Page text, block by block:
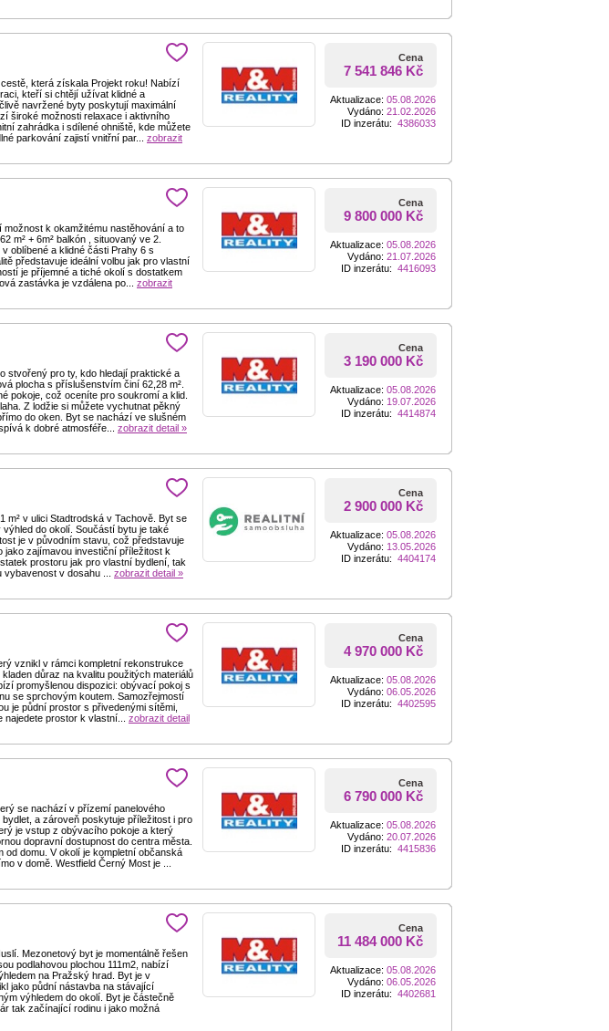
která získala Projekt roku! Nabízí
kteří si chtějí užívat klidné a
navržené byty poskytují maximální
široké možnosti relaxace i aktivního
zahrádka i sdílené ohniště, kde můžete
parkování zajistí vnitřní par... zobrazit
Cena
7 541 846 Kč
Aktualizace: 05.08.2026
Vydáno: 21.02.2026
ID inzerátu: 4386033
k okamžitému nastěhování a to
m² + 6m² balkón , situovaný ve 2.
oblíbené a klidné části Prahy 6 s
představuje ideální volbu jak pro vlastní
je příjemné a tiché okolí s dostatkem
zastávka je vzdálena po... zobrazit
Cena
9 800 000 Kč
Aktualizace: 05.08.2026
Vydáno: 21.07.2026
ID inzerátu: 4416093
stvořený pro ty, kdo hledají praktické a
plocha s příslušenstvím činí 62,28 m².
pokoje, což oceníte pro soukromí a klid.
Z lodžie si můžete vychutnat pěkný
do oken. Byt se nachází ve slušném
k dobré atmosféře... zobrazit detail »
Cena
3 190 000 Kč
Aktualizace: 05.08.2026
Vydáno: 19.07.2026
ID inzerátu: 4414874
m² v ulici Stadtrodská v Tachově. Byt se
do okolí. Součástí bytu je také
je v původním stavu, což představuje
zajímavou investiční příležitost k
prostoru jak pro vlastní bydlení, tak
v dosahu ... zobrazit detail »
Cena
2 900 000 Kč
Aktualizace: 05.08.2026
Vydáno: 13.05.2026
ID inzerátu: 4404174
vznikl v rámci kompletní rekonstrukce
důraz na kvalitu použitých materiálů
promyšlenou dispozici: obývací pokoj s
se sprchovým koutem. Samozřejmostí
je půdní prostor s přivedenými sítěmi,
prostor k vlastní... zobrazit detail
Cena
4 970 000 Kč
Aktualizace: 05.08.2026
Vydáno: 06.05.2026
ID inzerátu: 4402595
se nachází v přízemí panelového
a zároveň poskytuje příležitost i pro
je vstup z obývacího pokoje a který
dopravní dostupnost do centra města.
od domu. V okolí je kompletní občanská
v domě. Westfield Černý Most je ...
Cena
6 790 000 Kč
Aktualizace: 05.08.2026
Vydáno: 20.07.2026
ID inzerátu: 4415836
Mezonetový byt je momentálně řešen
podlahovou plochou 111m2, nabízí
na Pražský hrad. Byt je v
jako půdní nástavba na stávající
výhledem do okolí. Byt je částečně
tak začínající rodinu i jako možná
Cena
11 484 000 Kč
Aktualizace: 05.08.2026
Vydáno: 06.05.2026
ID inzerátu: 4402681